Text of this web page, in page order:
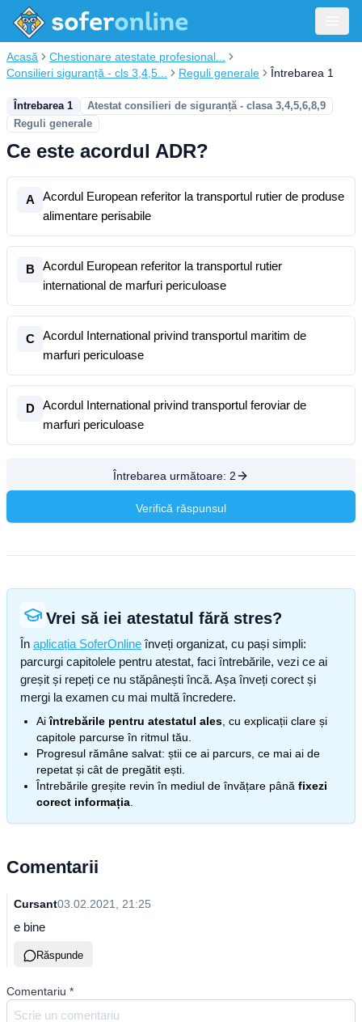
Acasă
Chestionare atestate profesional...
Consilieri siguranță - cls 3,4,5...
Reguli generale Întrebarea 1
Întrebarea 1
Atestat consilieri de siguranță - clasa 3,4,5,6,8,9
Reguli generale
Ce este acordul ADR?
A
Acordul European referitor la transportul rutier de produse
alimentare perisabile
B
Acordul European referitor la transportul rutier
international de marfuri periculoase
C
Acordul International privind transportul maritim de
marfuri periculoase
D
Acordul International privind transportul feroviar de
marfuri periculoase
Întrebarea următoare: 2
Verifică răspunsul
Vrei să iei atestatul fără stres?
În aplicația SoferOnline înveți organizat, cu pași simpli:
parcurgi capitolele pentru atestat, faci întrebările, vezi ce ai
greșit și repeți ce nu stăpânești încă. Așa înveți corect și
mergi la examen cu mai multă încredere.
Aiîntrebările pentru atestatul ales , cu explicații clare și
capitole parcurse în ritmul tău.
Progresul rămâne salvat: știi ce ai parcurs, ce mai ai de
repetat și cât de pregătit ești.
Întrebările greșite revin în mediul de învățare până fixezi
corect informația
Comentarii
Cursant03.02.2021, 21:25
e bine
Răspunde
Comentariu *